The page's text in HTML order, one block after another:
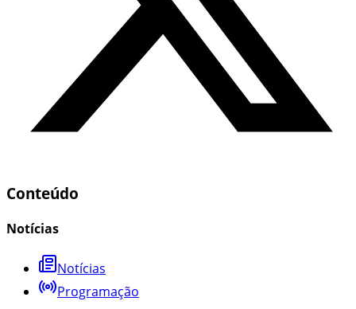
Conteúdo
Notícias
Notícias
Programação